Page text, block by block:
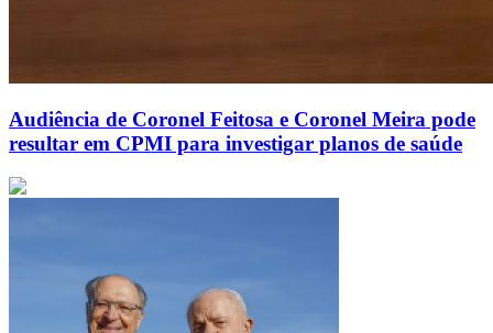
Audiência de Coronel Feitosa e Coronel Meira pode
resultar em CPMI para investigar planos de saúde